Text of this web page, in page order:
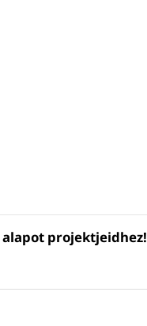
alapot projektjeidhez!